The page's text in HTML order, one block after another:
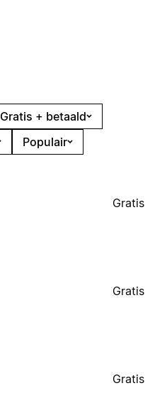
Gratis + betaald
Populair
Gratis
Gratis
Gratis